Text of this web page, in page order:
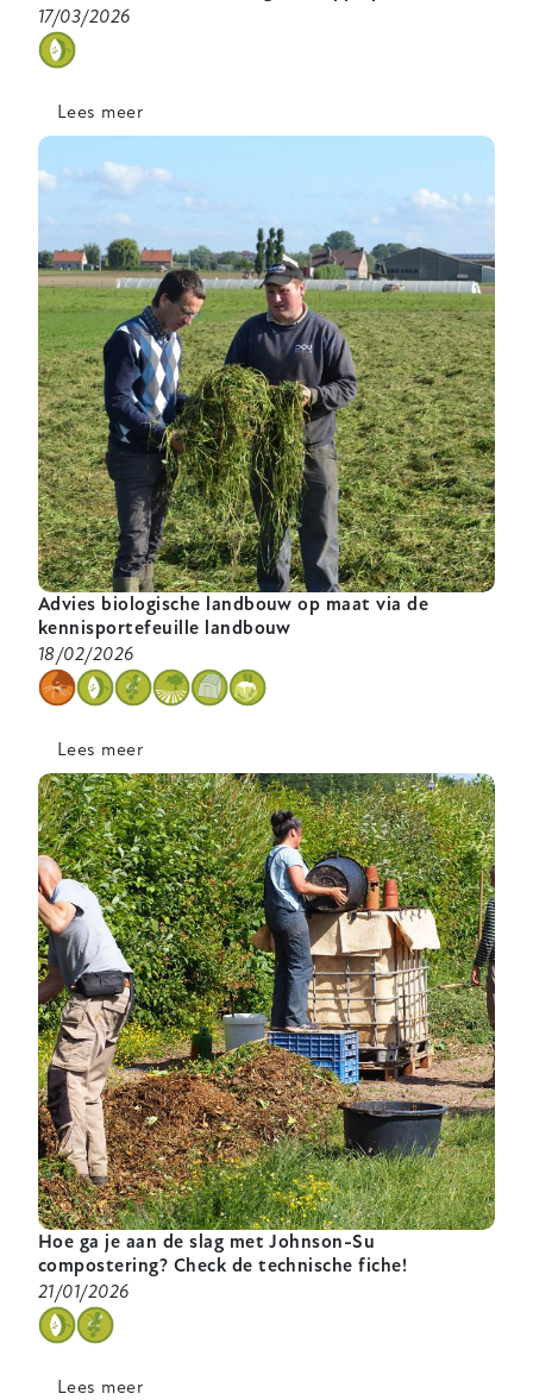
17/03/2026
categorie
Lees meer
Luizen
beheersen
appelpercelen
Advies biologische landbouw op maat via de
kennisportefeuille landbouw
18/02/2026
categorie
Lees meer
Advies
biologische
landbouw
op
maat
via
de
kennisportefeuille
landbouw
Hoe ga je aan de slag met Johnson-Su
compostering? Check de technische fiche!
21/01/2026
categorie
Lees meer